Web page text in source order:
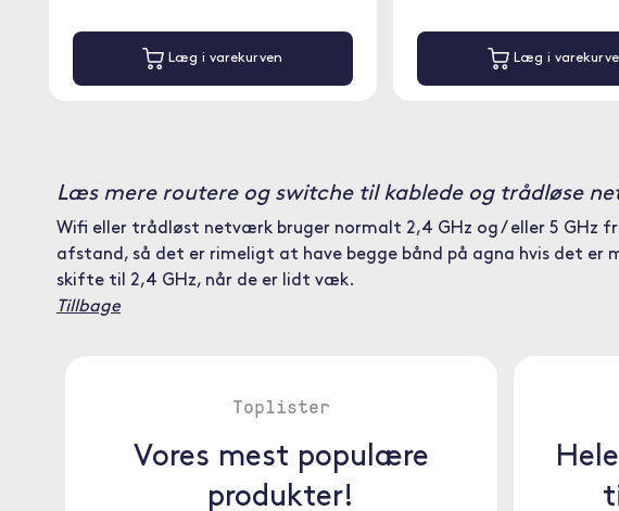
Læg i varekurven Læg i
Læs mere routere og switche til kablede og trådløse
Wifi eller trådløst netværk bruger normalt 2,4 GHz og / eller 5 GHz
afstand, så det er rimeligt at have begge bånd på agna hvis det
skifte til 2,4 GHz, når de er lidt væk.
Tillbage
Toplister
Vores mest populære
produkter!